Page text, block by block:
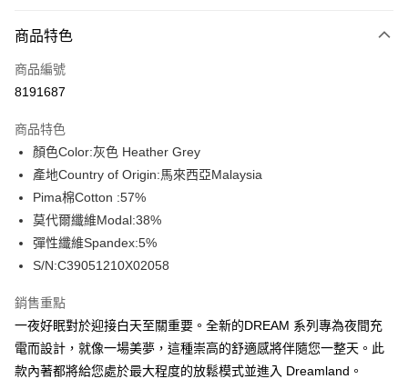
信用卡一次付款
信用卡分期付款
合作金庫商業銀行
華南商業銀行
上海商業儲蓄銀行
台北富邦商業銀行
國泰世華商業銀行
臺灣中小企業銀行
匯豐（台灣）商業銀行
聯邦商業銀行
元大商業銀行
台新國際商業銀行
台灣樂天信用卡公司
超商取貨付款
LINE Pay
Apple Pay
街口支付
全盈+PAY
AFTEE先享後付
相關說明
商品特色
商品編號
8191687
商品特色
顏色Color:灰色 Heather Grey
產地Country of Origin:馬來西亞Malaysia
Pima棉Cotton :57%
莫代爾纖維Modal:38%
彈性纖維Spandex:5%
S/N:C39051210X02058
銷售重點
一夜好眠對於迎接白天至關重要。全新的DREAM 系列專為夜間充
電而設計，就像一場美夢，這種崇高的舒適感將伴隨您一整天。此
款內著都將給您處於最大程度的放鬆模式並進入 Dreamland。